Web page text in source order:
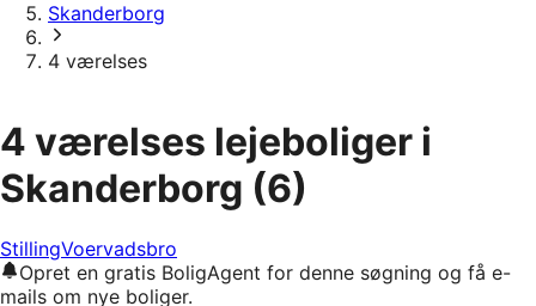
Skanderborg
4 værelses
4 værelses lejeboliger i
Skanderborg (6)
StillingVoervadsbro
Opret en gratis BoligAgent for denne søgning og få e-
mails om nye boliger.